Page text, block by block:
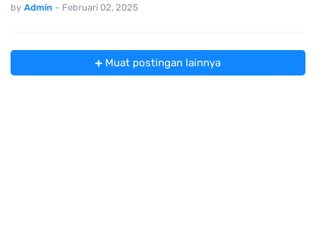
by Admin - Februari 02, 2025
Muat postingan lainnya